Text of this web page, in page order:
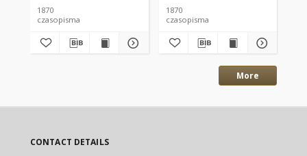
1870
czasopisma
1870
czasopisma
More
CONTACT DETAILS